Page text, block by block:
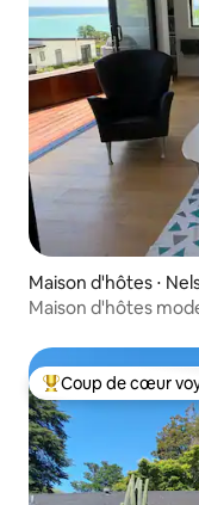
Maison d'hôtes ⋅
Maison d'hôtes
Coups de cœur
Coup de cœur